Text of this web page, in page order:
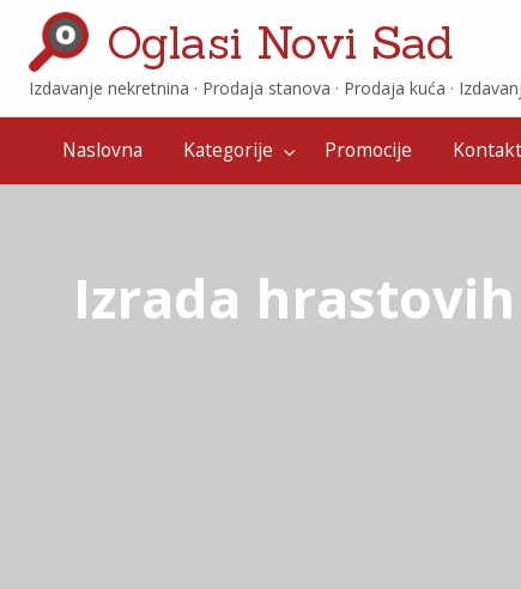
Promocije Kontakt
Oglasi Novi Sad
Izdavanje nekretnina · ‎Prodaja stanova · ‎Prodaja kuća ·
Naslovna Kategorije Promocije Kontakt
Izrada